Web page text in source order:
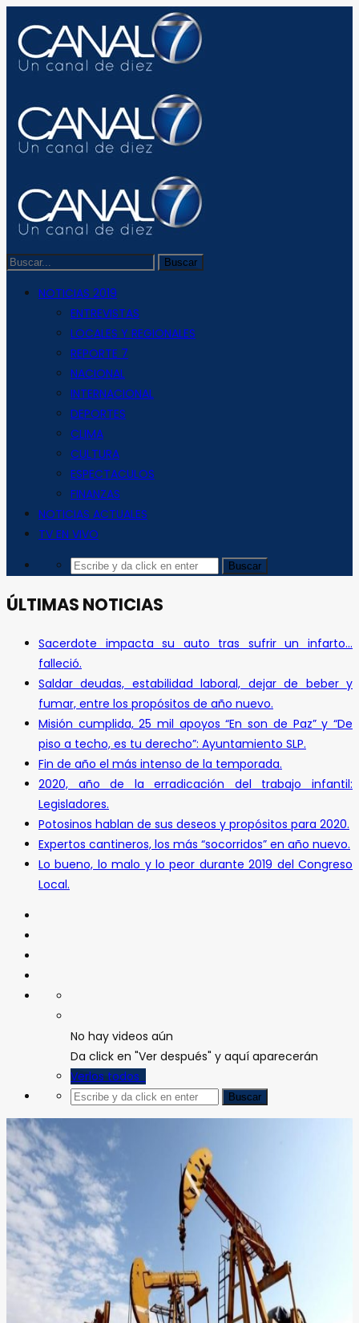
NOTICIAS 2019
ENTREVISTAS
LOCALES Y REGIONALES
REPORTE 7
NACIONAL
INTERNACIONAL
DEPORTES
CLIMA
CULTURA
ESPECTACULOS
FINANZAS
NOTICIAS ACTUALES
TV EN VIVO
ÚLTIMAS NOTICIAS
Sacerdote impacta su auto tras sufrir un infarto…
falleció.
Saldar deudas, estabilidad laboral, dejar de beber y
fumar, entre los propósitos de año nuevo.
Misión cumplida, 25 mil apoyos “En son de Paz” y “De
piso a techo, es tu derecho”: Ayuntamiento SLP.
Fin de año el más intenso de la temporada.
2020, año de la erradicación del trabajo infantil:
Legisladores.
Potosinos hablan de sus deseos y propósitos para 2020.
Expertos cantineros, los más “socorridos” en año nuevo.
Lo bueno, lo malo y lo peor durante 2019 del Congreso
Local.
No hay videos aún
Da click en "Ver después" y aquí aparecerán
Verlos todos